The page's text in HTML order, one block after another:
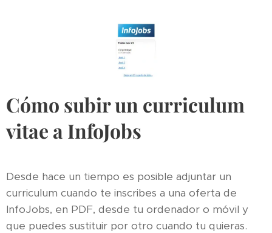
Cómo subir un curriculum
vitae a InfoJobs
Desde hace un tiempo es posible adjuntar un
curriculum cuando te inscribes a una oferta de
InfoJobs, en PDF, desde tu ordenador o móvil y
que puedes sustituir por otro cuando tu quieras.